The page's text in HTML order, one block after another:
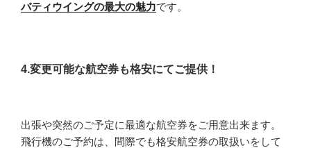
バティウイングの最大の魅力です。
4.変更可能な航空券も格安にてご提供！
出張や突然のご予定に最適な航空券をご用意出来ます。
飛行機のご予約は、間際でも格安航空券の取扱いをして